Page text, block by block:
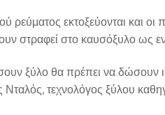
ρεύματος εκτοξεύονται και
στραφεί στο καυσόξυλο ως
ξύλο θα πρέπει να δώσουν
τεχνολόγος ξύλου